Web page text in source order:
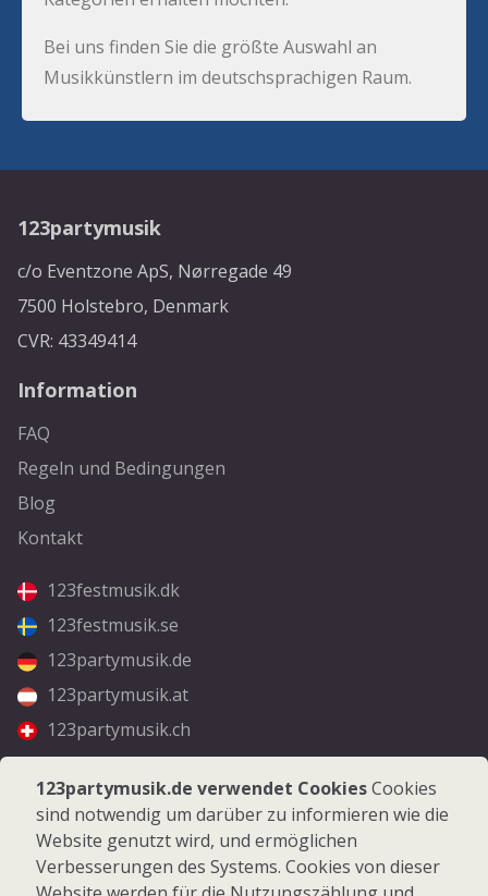
Bei uns finden Sie die größte Auswahl an
Musikkünstlern im deutschsprachigen Raum.
123partymusik
c/o Eventzone ApS, Nørregade 49
7500 Holstebro, Denmark
CVR: 43349414
Information
FAQ
Regeln und Bedingungen
Blog
Kontakt
123festmusik.dk
123festmusik.se
123partymusik.de
123partymusik.at
123partymusik.ch
Folgen Sie uns
Facebook
Instagram
123partymusik.de verwendet CookiesCookies
sind notwendig um darüber zu informieren wie die
Website genutzt wird, und ermöglichen
Verbesserungen des Systems. Cookies von dieser